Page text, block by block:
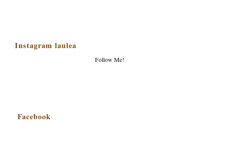
Instagram laulea
Follow Me!
Facebook